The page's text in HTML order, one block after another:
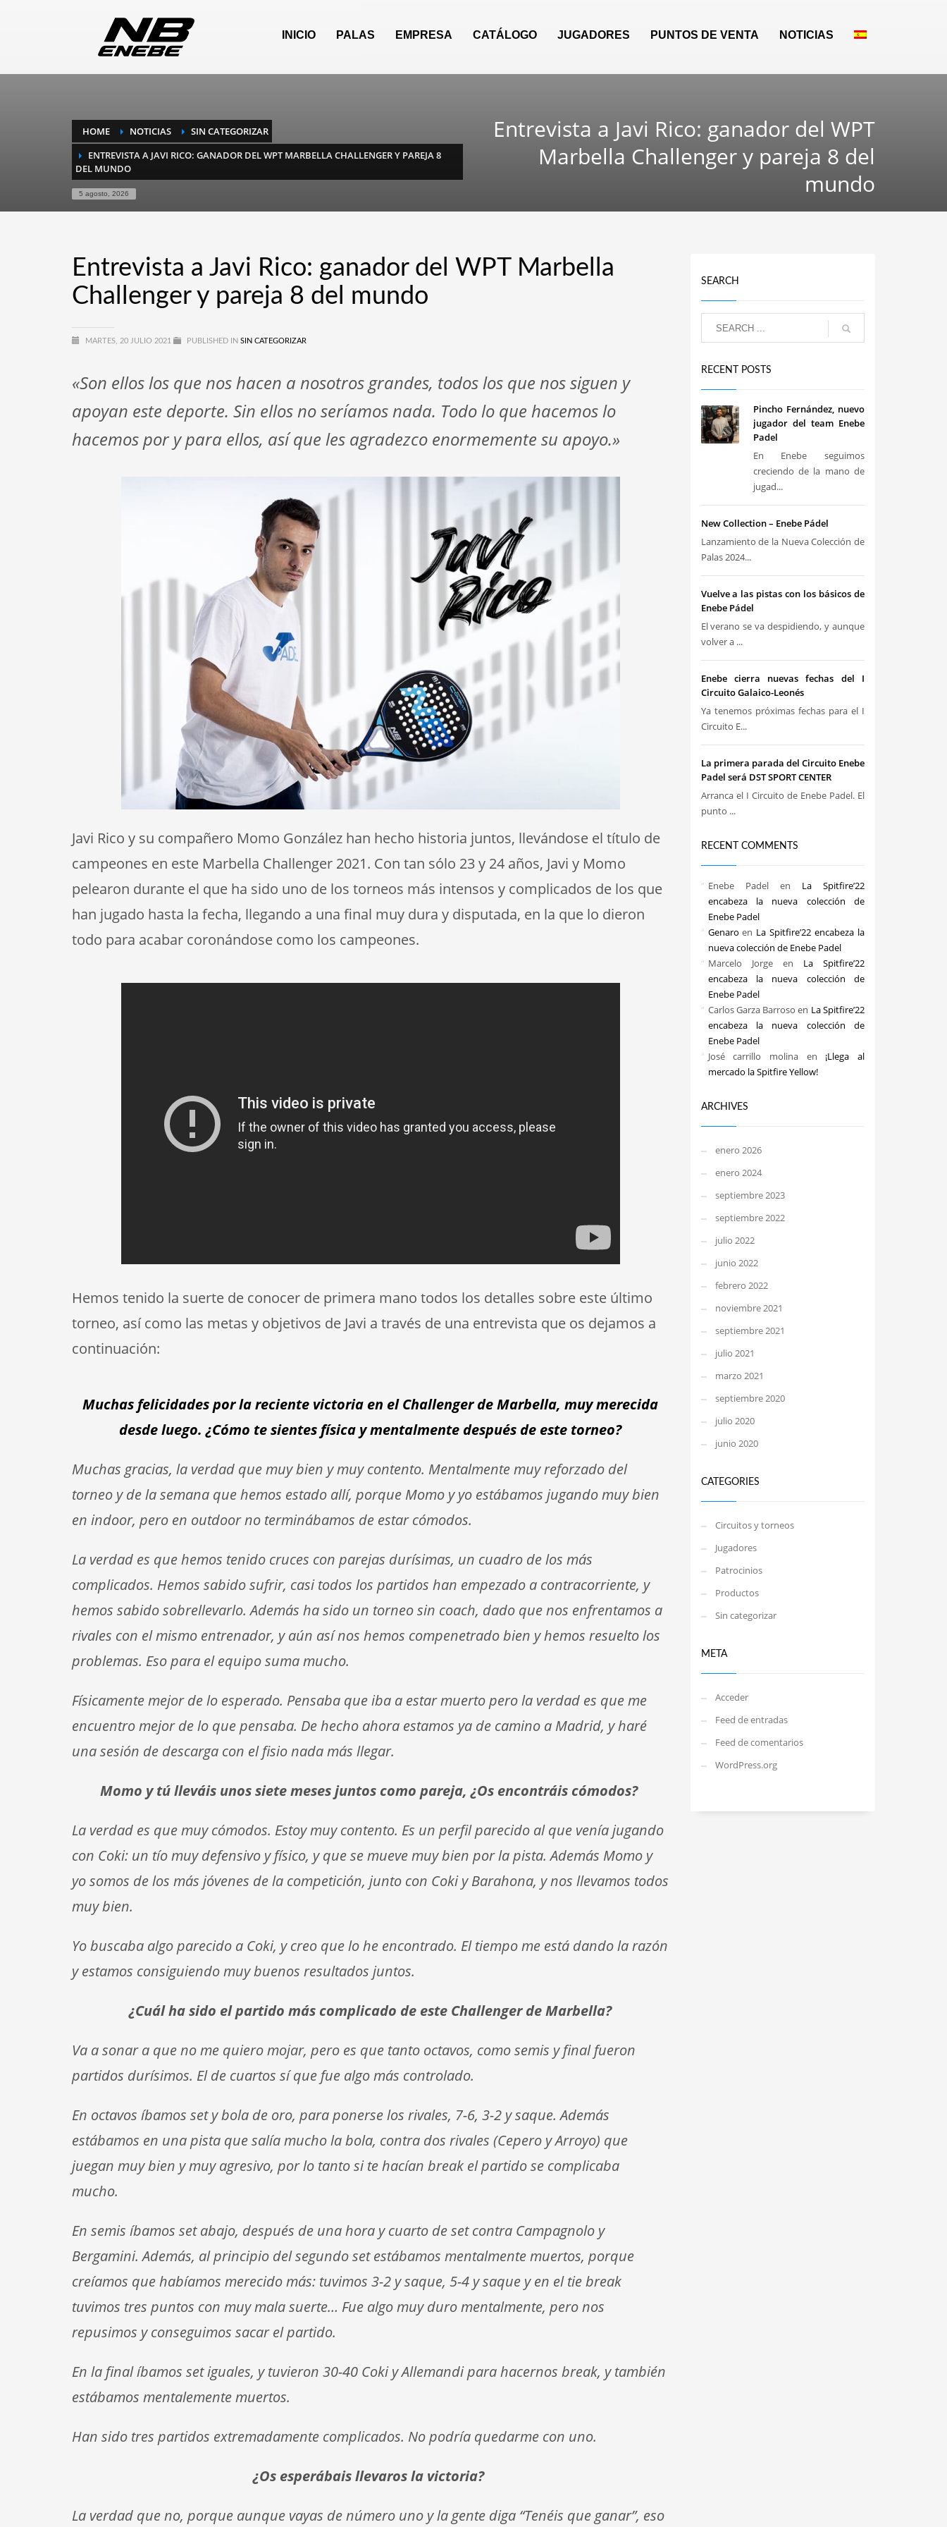
INICIO PALAS EMPRESA CATÁLOGO JUGADORES PUNTOS DE VENTA NOTICIAS
HOME NOTICIAS
SIN CATEGORIZAR
ENTREVISTA A JAVI RICO: GANADOR DEL WPT MARBELLA CHALLENGER Y PAREJA 8
DEL MUNDO
5 agosto, 2026
Entrevista a Javi Rico: ganador del WPT
Marbella Challenger y pareja 8 del
mundo
Entrevista a Javi Rico: ganador del WPT Marbella
Challenger y pareja 8 del mundo
MARTES, 20 JULIO 2021 PUBLISHED IN SIN CATEGORIZAR
«Son ellos los que nos hacen a nosotros grandes, todos los que nos siguen y
apoyan este deporte. Sin ellos no seríamos nada. Todo lo que hacemos lo
hacemos por y para ellos, así que les agradezco enormemente su apoyo.»
Javi Rico y su compañero Momo González han hecho historia juntos, llevándose el título de
campeones en este Marbella Challenger 2021. Con tan sólo 23 y 24 años, Javi y Momo
pelearon durante el que ha sido uno de los torneos más intensos y complicados de los que
han jugado hasta la fecha, llegando a una final muy dura y disputada, en la que lo dieron
todo para acabar coronándose como los campeones.
Hemos tenido la suerte de conocer de primera mano todos los detalles sobre este último
torneo, así como las metas y objetivos de Javi a través de una entrevista que os dejamos a
continuación:
Muchas felicidades por la reciente victoria en el Challenger de Marbella, muy merecida
desde luego. ¿Cómo te sientes física y mentalmente después de este torneo?
Muchas gracias, la verdad que muy bien y muy contento. Mentalmente muy reforzado del
torneo y de la semana que hemos estado allí, porque Momo y yo estábamos jugando muy bien
en indoor, pero en outdoor no terminábamos de estar cómodos.
La verdad es que hemos tenido cruces con parejas durísimas, un cuadro de los más
complicados. Hemos sabido sufrir, casi todos los partidos han empezado a contracorriente, y
hemos sabido sobrellevarlo. Además ha sido un torneo sin coach, dado que nos enfrentamos a
rivales con el mismo entrenador, y aún así nos hemos compenetrado bien y hemos resuelto los
problemas. Eso para el equipo suma mucho.
Físicamente mejor de lo esperado. Pensaba que iba a estar muerto pero la verdad es que me
encuentro mejor de lo que pensaba. De hecho ahora estamos ya de camino a Madrid, y haré
una sesión de descarga con el fisio nada más llegar.
Momo y tú lleváis unos siete meses juntos como pareja, ¿Os encontráis cómodos?
La verdad es que muy cómodos. Estoy muy contento. Es un perfil parecido al que venía jugando
con Coki: un tío muy defensivo y físico, y que se mueve muy bien por la pista. Además Momo y
yo somos de los más jóvenes de la competición, junto con Coki y Barahona, y nos llevamos todos
muy bien.
Yo buscaba algo parecido a Coki, y creo que lo he encontrado. El tiempo me está dando la razón
y estamos consiguiendo muy buenos resultados juntos.
¿Cuál ha sido el partido más complicado de este Challenger de Marbella?
Va a sonar a que no me quiero mojar, pero es que tanto octavos, como semis y final fueron
partidos durísimos. El de cuartos sí que fue algo más controlado.
En octavos íbamos set y bola de oro, para ponerse los rivales, 7-6, 3-2 y saque. Además
estábamos en una pista que salía mucho la bola, contra dos rivales (Cepero y Arroyo) que
juegan muy bien y muy agresivo, por lo tanto si te hacían break el partido se complicaba
mucho.
En semis íbamos set abajo, después de una hora y cuarto de set contra Campagnolo y
Bergamini. Además, al principio del segundo set estábamos mentalmente muertos, porque
creíamos que habíamos merecido más: tuvimos 3-2 y saque, 5-4 y saque y en el tie break
tuvimos tres puntos con muy mala suerte… Fue algo muy duro mentalmente, pero nos
repusimos y conseguimos sacar el partido.
En la final íbamos set iguales, y tuvieron 30-40 Coki y Allemandi para hacernos break, y también
estábamos mentalemente muertos.
Han sido tres partidos extremadamente complicados. No podría quedarme con uno.
¿Os esperábais llevaros la victoria?
La verdad que no, porque aunque vayas de número uno y la gente diga “Tenéis que ganar”, eso
SEARCH
RECENT POSTS
Pincho Fernández, nuevo
jugador del team Enebe
Padel
En Enebe seguimos
creciendo de la mano de
jugad...
New Collection – Enebe Pádel
Lanzamiento de la Nueva Colección de
Palas 2024...
Vuelve a las pistas con los básicos de
Enebe Pádel
El verano se va despidiendo, y aunque
volver a ...
Enebe cierra nuevas fechas del I
Circuito Galaico-Leonés
Ya tenemos próximas fechas para el I
Circuito E...
La primera parada del Circuito Enebe
Padel será DST SPORT CENTER
Arranca el I Circuito de Enebe Padel. El
punto ...
RECENT COMMENTS
Enebe Padelen La Spitfire’22
encabeza la nueva colección de
Enebe Padel
Genaro en La Spitfire’22 encabeza la
nueva colección de Enebe Padel
Marcelo Jorgeen La Spitfire’22
encabeza la nueva colección de
Enebe Padel
Carlos Garza Barroso en La Spitfire’22
encabeza la nueva colección de
Enebe Padel
José carrillo molinaen ¡Llega al
mercado la Spitfire Yellow!
ARCHIVES
enero 2026
enero 2024
septiembre 2023
septiembre 2022
julio 2022
junio 2022
febrero 2022
noviembre 2021
septiembre 2021
julio 2021
marzo 2021
septiembre 2020
julio 2020
junio 2020
CATEGORIES
Circuitos y torneos
Jugadores
Patrocinios
Productos
Sin categorizar
META
Acceder
Feed de entradas
Feed de comentarios
WordPress.org